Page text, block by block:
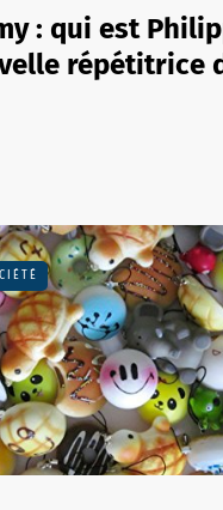
: qui est
répétitrice